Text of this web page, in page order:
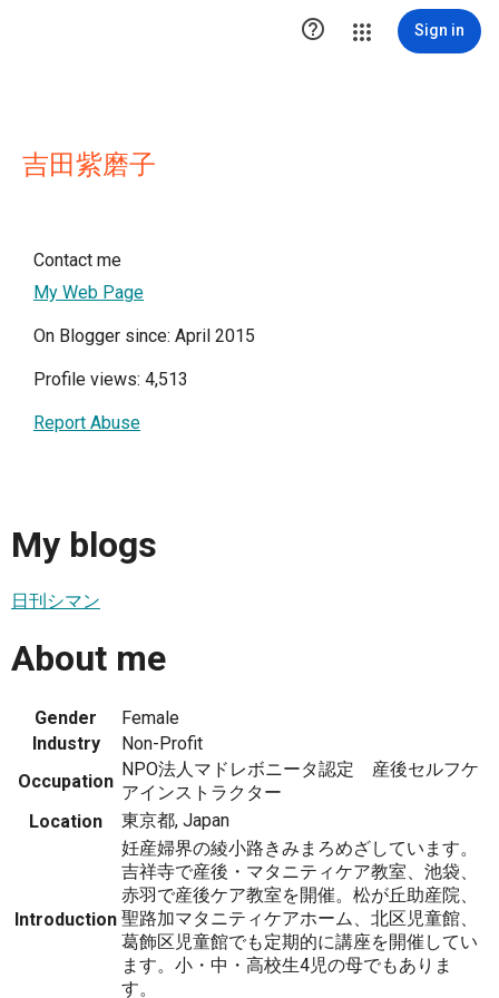
 Sign in
吉田紫磨子
Contact me
My Web Page
On Blogger since: April 2015
Profile views: 4,513
Report Abuse
My blogs
日刊シマン
About me
Gender
Female
Industry
Non-Profit
Occupation
NPO法人マドレボニータ認定 産後セルフケ
アインストラクター
Location
東京都, Japan
Introduction
妊産婦界の綾小路きみまろめざしています。
吉祥寺で産後・マタニティケア教室、池袋、
赤羽で産後ケア教室を開催。松が丘助産院、
聖路加マタニティケアホーム、北区児童館、
葛飾区児童館でも定期的に講座を開催してい
ます。小・中・高校生4児の母でもありま
す。